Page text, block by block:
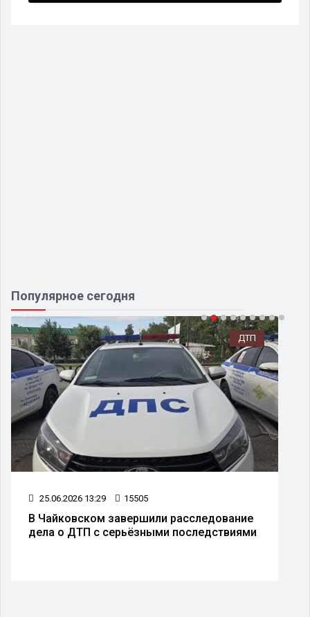
Популярное сегодня
ДТП
25.06.2026 13:29 15505
В Чайковском завершили расследование
дела о ДТП с серьёзными последствиями